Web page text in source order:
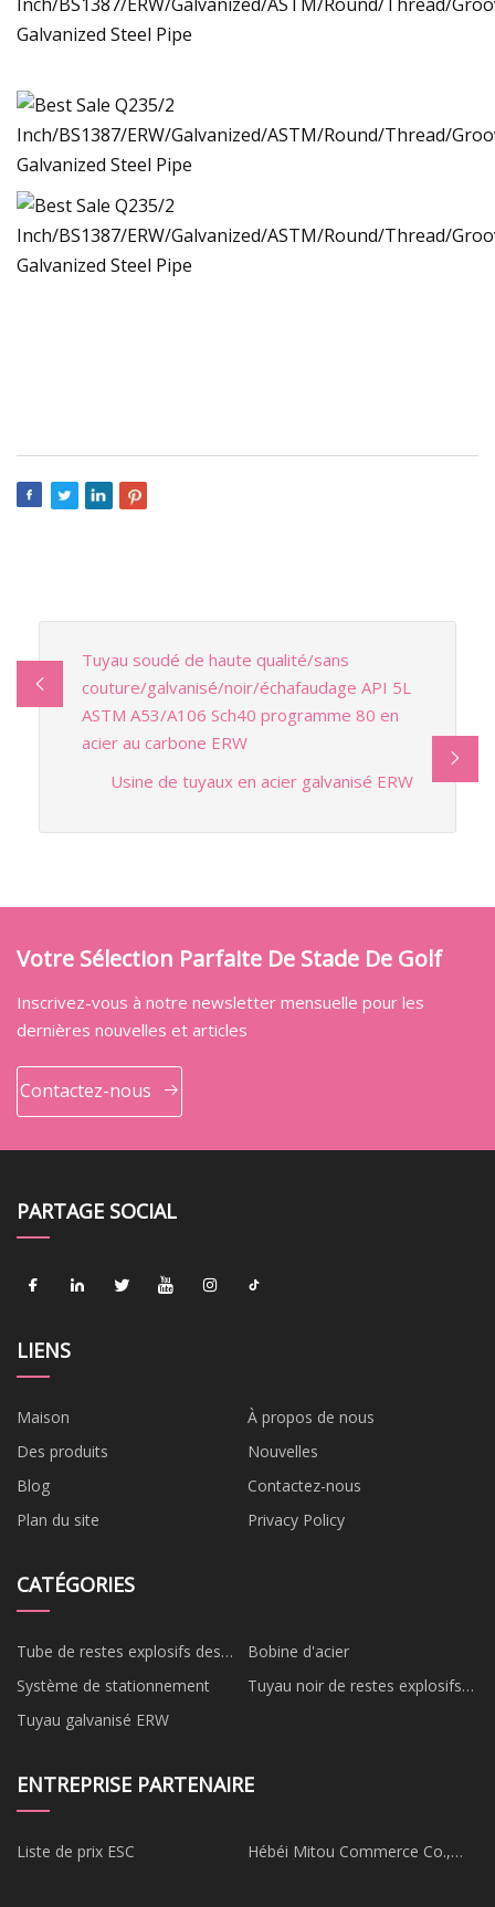
Tuyau soudé de haute qualité/sans
couture/galvanisé/noir/échafaudage API 5L
ASTM A53/A106 Sch40 programme 80 en
acier au carbone ERW
Usine de tuyaux en acier galvanisé ERW
Votre Sélection Parfaite De Stade De Golf
Inscrivez-vous à notre newsletter mensuelle pour les
dernières nouvelles et articles
Contactez-nous
PARTAGE SOCIAL
LIENS
Maison
À propos de nous
Des produits
Nouvelles
Blog
Contactez-nous
Plan du site
Privacy Policy
CATÉGORIES
Tube de restes explosifs des
guerres
Bobine d'acier
Système de stationnement
Tuyau noir de restes explosifs
Tuyau galvanisé ERW
ENTREPRISE PARTENAIRE
Liste de prix ESC
Hébéi Mitou Commerce Co.,